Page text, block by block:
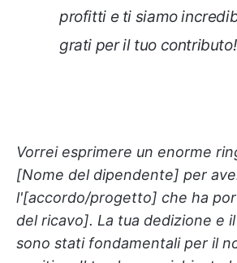
profitti e ti siamo
grati per il tuo contributo!
Vorrei esprimere un enorme
[Nome del dipendente] per
l'[accordo/progetto] che ha
del ricavo]. La tua dedizione e
sono stati fondamentali per il